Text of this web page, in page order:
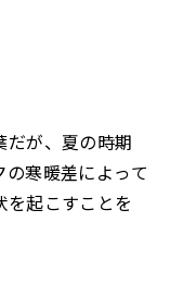
だが、夏の時期
寒暖差によって
起こすことを